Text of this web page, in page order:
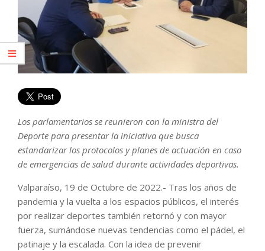
Los parlamentarios se reunieron con la ministra del
Deporte para presentar la iniciativa que busca
estandarizar los protocolos y planes de actuación en caso
de emergencias de salud durante actividades deportivas.
Valparaíso, 19 de Octubre de 2022.- Tras los años de
pandemia y la vuelta a los espacios públicos, el interés
por realizar deportes también retornó y con mayor
fuerza, sumándose nuevas tendencias como el pádel, el
patinaje y la escalada. Con la idea de prevenir